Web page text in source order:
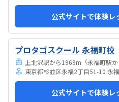
公式サイトで体験レ
プロタゴスクール 永福町校
上北沢駅から1969m （永福町駅
東京都杉並区永福2丁目51-10 永
公式サイトで体験レ